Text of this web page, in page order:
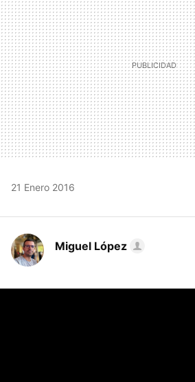
21 Enero 2016
Miguel López